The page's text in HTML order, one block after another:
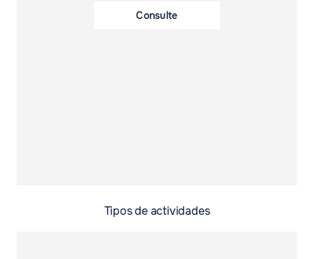
Consulte
Tipos de actividades